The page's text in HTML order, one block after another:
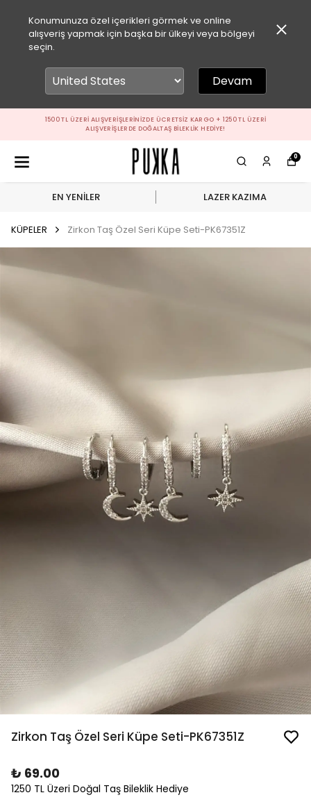
Konumunuza özel içerikleri görmek ve online
alışveriş yapmak için başka bir ülkeyi veya bölgeyi
seçin.
Devam
1500 TL ÜZERI ALIŞVERIŞLERINIZDE ÜCRETSIZ KARGO + 1250 TL ÜZERI
ALIŞVERIŞLERDE DOĞALTAŞ BILEKLIK HEDIYE!
0
EN YENİLER LAZER KAZIMA
KÜPELER Zirkon Taş Özel Seri Küpe Seti-PK67351Z
Zirkon Taş Özel Seri Küpe Seti-PK67351Z
₺ 69.00
1250 TL Üzeri Doğal Taş Bileklik Hediye